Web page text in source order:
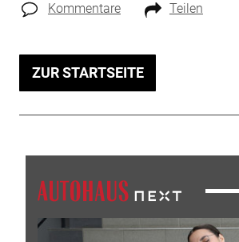
Kommentare Teilen
ZUR STARTSEITE